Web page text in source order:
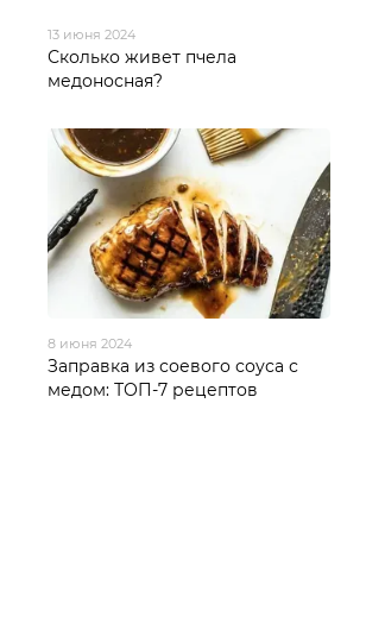
13 июня 2024
Сколько живет пчела
медоносная?
8 июня 2024
Заправка из соевого соуса с
медом: ТОП-7 рецептов